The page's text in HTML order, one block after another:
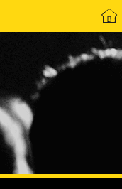
Avançar
para
o